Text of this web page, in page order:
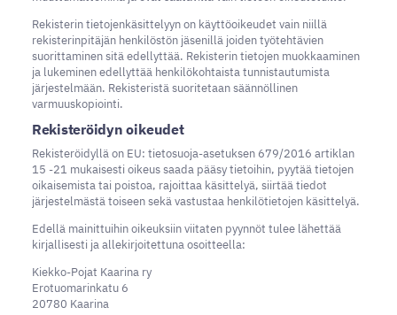
Rekisterin tietojenkäsittelyyn on käyttöoikeudet vain niillä
rekisterinpitäjän henkilöstön jäsenillä joiden työtehtävien
suorittaminen sitä edellyttää. Rekisterin tietojen muokkaaminen
ja lukeminen edellyttää henkilökohtaista tunnistautumista
järjestelmään. Rekisteristä suoritetaan säännöllinen
varmuuskopiointi.
Rekisteröidyn oikeudet
Rekisteröidyllä on EU: tietosuoja-asetuksen 679/2016 artiklan
15 -21 mukaisesti oikeus saada pääsy tietoihin, pyytää tietojen
oikaisemista tai poistoa, rajoittaa käsittelyä, siirtää tiedot
järjestelmästä toiseen sekä vastustaa henkilötietojen käsittelyä.
Edellä mainittuihin oikeuksiin viitaten pyynnöt tulee lähettää
kirjallisesti ja allekirjoitettuna osoitteella:
Kiekko-Pojat Kaarina ry
Erotuomarinkatu 6
20780 Kaarina